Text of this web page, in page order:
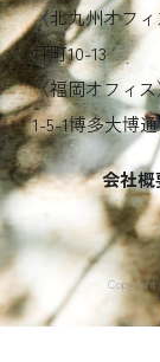
〈北九州オフ
坪町10-13
〈福岡オフィ
1-5-1博多大博
会社概